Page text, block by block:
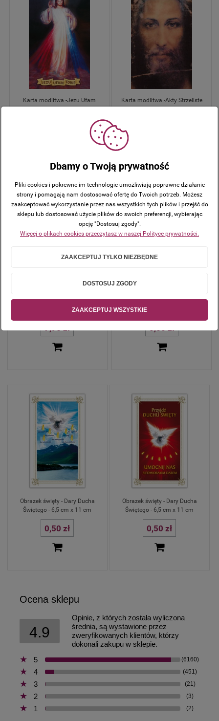
Karta modlitwa -Jezu Ufam
Karta modlitwa -Akty Strzeliste
Karta modlitwa - Akty Strzeliste
7,95 zł
Obrazek święty - Chrzest Pański
- 6,5 cm x 11 cm
0,50 zł
Obrazek święty - Dary Ducha
Świętego - 6,5 cm x 11 cm
0,50 zł
Obrazek święty - Dary Ducha
Świętego - 6,5 cm x 11 cm
0,50 zł
Ocena sklepu
4.9
Opinie, z których została wyliczona
średnia, są wystawione przez
zweryfikowanych klientów, którzy
dokonali zakupu w sklepie.
5
(6160)
4 (451)
3 (21)
2 (3)
1 (2)
Dbamy o Twoją prywatność
Pliki cookies i pokrewne im technologie umożliwiają poprawne działanie
strony i pomagają nam dostosować ofertę do Twoich potrzeb. Możesz
zaakceptować wykorzystanie przez nas wszystkich tych plików i przejść do
sklepu lub dostosować użycie plików do swoich preferencji, wybierając
opcję "Dostosuj zgody".
Więcej o plikach cookies przeczytasz w naszej Polityce prywatności.
ZAAKCEPTUJ TYLKO NIEZBĘDNE
DOSTOSUJ ZGODY
ZAAKCEPTUJ WSZYSTKIE